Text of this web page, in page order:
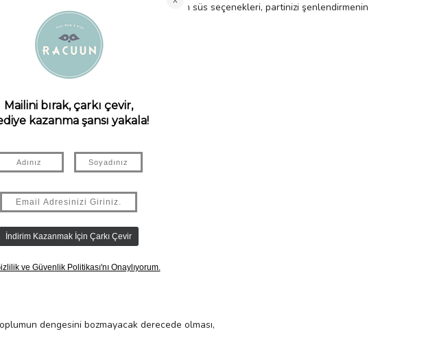
Meri Meri’ nin birbirinden farklı asılan süs seçenekleri, partinizi şenlendirmenin
için FSC™ sertifikalı kâğıt kullanır!
dengesini bozmayacak derecede olması,